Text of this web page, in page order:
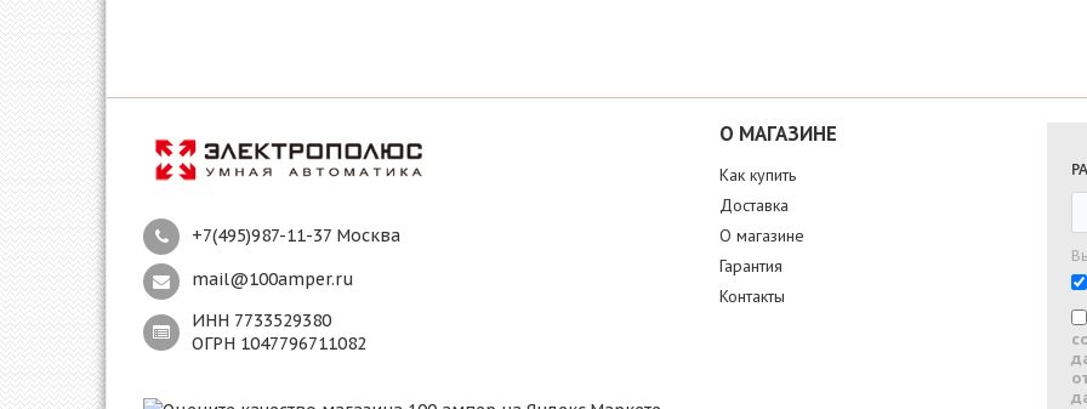
+7(495)987-11-37 Москва
mail@100amper.ru
ИНН 7733529380
ОГРН 1047796711082
О МАГАЗИНЕ
Как купить
Доставка
О магазине
Гарантия
Контакты